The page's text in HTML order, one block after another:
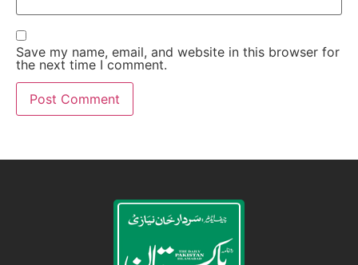
Save my name, email, and website in this browser for
the next time I comment.